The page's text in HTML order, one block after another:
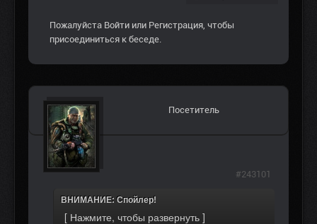
Пожалуйста Войти или Регистрация , чтобы
присоединиться к беседе.
Посетитель
ВНИМАНИЕ: Спойлер!
#243101